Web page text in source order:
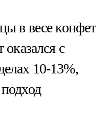
в весе конфет
оказался с
10-13%,